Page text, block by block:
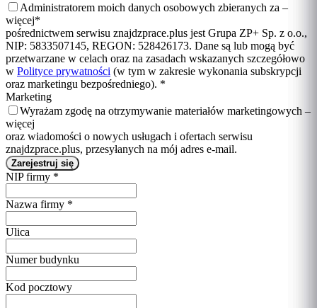
Administratorem moich danych osobowych zbieranych za –
więcej*
pośrednictwem serwisu znajdzprace.plus jest Grupa ZP+ Sp. z o.o.,
NIP: 5833507145, REGON: 528426173. Dane są lub mogą być
przetwarzane w celach oraz na zasadach wskazanych szczegółowo
w Polityce prywatności (w tym w zakresie wykonania subskrypcji
oraz marketingu bezpośredniego). *
Marketing
Wyrażam zgodę na otrzymywanie materiałów marketingowych –
więcej
oraz wiadomości o nowych usługach i ofertach serwisu
znajdzprace.plus, przesyłanych na mój adres e-mail.
NIP firmy *
Nazwa firmy *
Ulica
Numer budynku
Kod pocztowy